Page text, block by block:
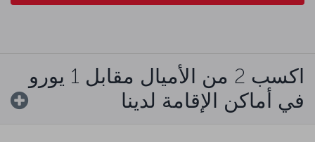
اكسب 2 من الأميال مقابل 1 يورو
في أماكن الإقامة لدينا